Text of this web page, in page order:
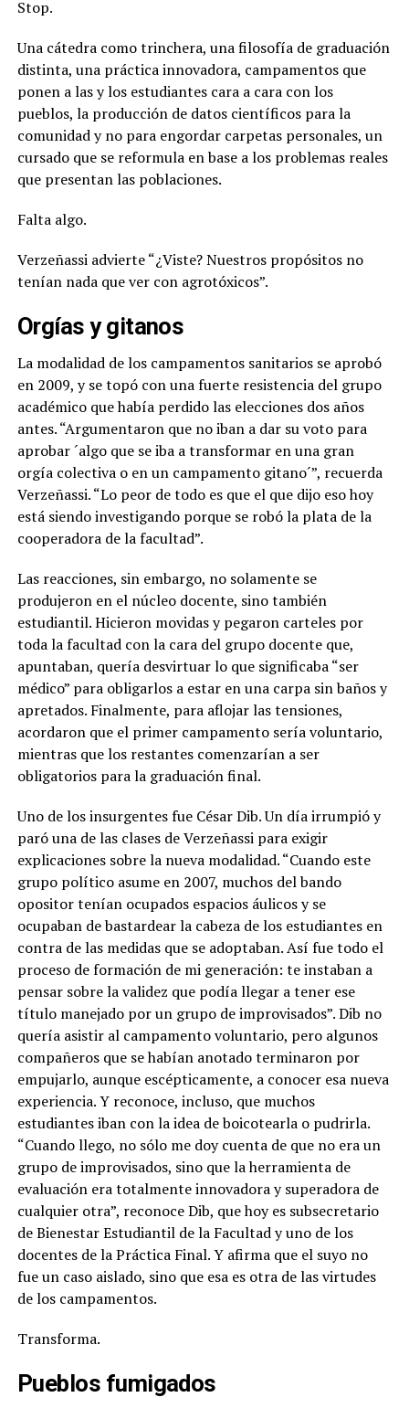
Stop.
Una cátedra como trinchera, una filosofía de graduación
distinta, una práctica innovadora, campamentos que
ponen a las y los estudiantes cara a cara con los
pueblos, la producción de datos científicos para la
comunidad y no para engordar carpetas personales, un
cursado que se reformula en base a los problemas reales
que presentan las poblaciones.
Falta algo.
Verzeñassi advierte “¿Viste? Nuestros propósitos no
tenían nada que ver con agrotóxicos”.
Orgías y gitanos
La modalidad de los campamentos sanitarios se aprobó
en 2009, y se topó con una fuerte resistencia del grupo
académico que había perdido las elecciones dos años
antes. “Argumentaron que no iban a dar su voto para
aprobar ´algo que se iba a transformar en una gran
orgía colectiva o en un campamento gitano´”, recuerda
Verzeñassi. “Lo peor de todo es que el que dijo eso hoy
está siendo investigando porque se robó la plata de la
cooperadora de la facultad”.
Las reacciones, sin embargo, no solamente se
produjeron en el núcleo docente, sino también
estudiantil. Hicieron movidas y pegaron carteles por
toda la facultad con la cara del grupo docente que,
apuntaban, quería desvirtuar lo que significaba “ser
médico” para obligarlos a estar en una carpa sin baños y
apretados. Finalmente, para aflojar las tensiones,
acordaron que el primer campamento sería voluntario,
mientras que los restantes comenzarían a ser
obligatorios para la graduación final.
Uno de los insurgentes fue César Dib. Un día irrumpió y
paró una de las clases de Verzeñassi para exigir
explicaciones sobre la nueva modalidad. “Cuando este
grupo político asume en 2007, muchos del bando
opositor tenían ocupados espacios áulicos y se
ocupaban de bastardear la cabeza de los estudiantes en
contra de las medidas que se adoptaban. Así fue todo el
proceso de formación de mi generación: te instaban a
pensar sobre la validez que podía llegar a tener ese
título manejado por un grupo de improvisados”. Dib no
quería asistir al campamento voluntario, pero algunos
compañeros que se habían anotado terminaron por
empujarlo, aunque escépticamente, a conocer esa nueva
experiencia. Y reconoce, incluso, que muchos
estudiantes iban con la idea de boicotearla o pudrirla.
“Cuando llego, no sólo me doy cuenta de que no era un
grupo de improvisados, sino que la herramienta de
evaluación era totalmente innovadora y superadora de
cualquier otra”, reconoce Dib, que hoy es subsecretario
de Bienestar Estudiantil de la Facultad y uno de los
docentes de la Práctica Final. Y afirma que el suyo no
fue un caso aislado, sino que esa es otra de las virtudes
de los campamentos.
Transforma.
Pueblos fumigados